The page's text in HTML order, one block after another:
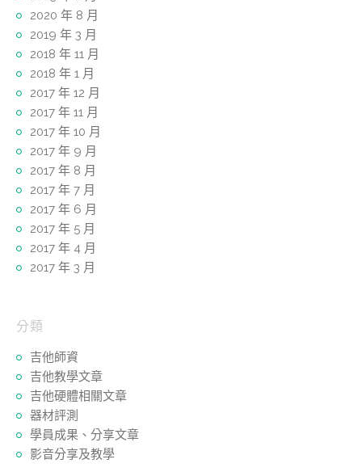
2020 年 8 月
2019 年 3 月
2018 年 11 月
2018 年 1 月
2017 年 12 月
2017 年 11 月
2017 年 10 月
2017 年 9 月
2017 年 8 月
2017 年 7 月
2017 年 6 月
2017 年 5 月
2017 年 4 月
2017 年 3 月
分類
吉他師資
吉他教學文章
吉他硬體相關文章
器材評測
學員成果、分享文章
影音分享及教學